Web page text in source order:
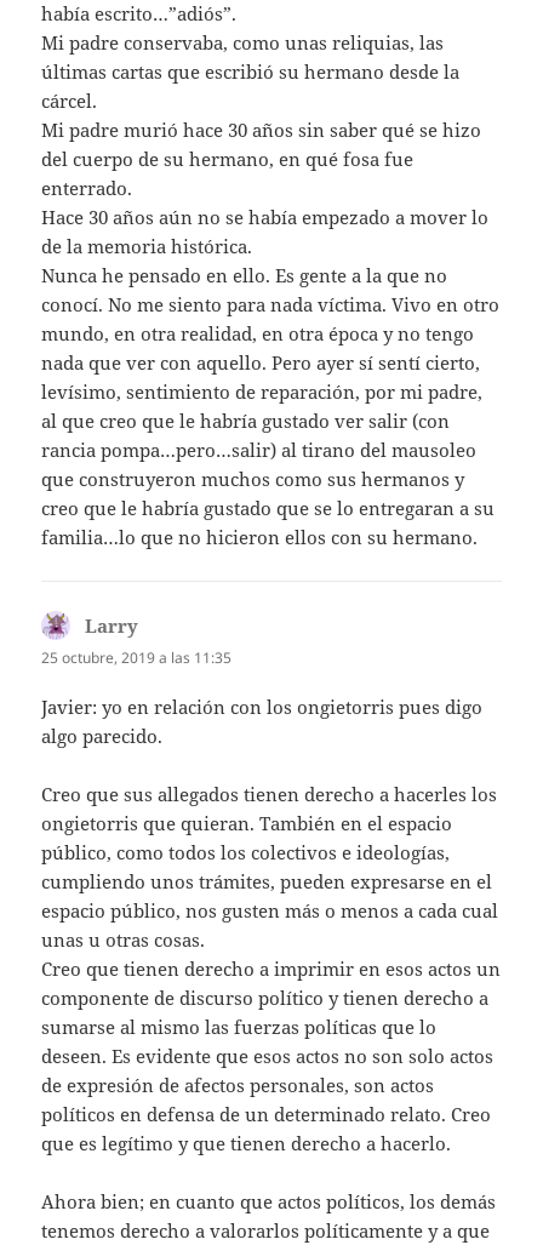
había escrito…”adiós”.
Mi padre conservaba, como unas reliquias, las
últimas cartas que escribió su hermano desde la
cárcel.
Mi padre murió hace 30 años sin saber qué se hizo
del cuerpo de su hermano, en qué fosa fue
enterrado.
Hace 30 años aún no se había empezado a mover lo
de la memoria histórica.
Nunca he pensado en ello. Es gente a la que no
conocí. No me siento para nada víctima. Vivo en otro
mundo, en otra realidad, en otra época y no tengo
nada que ver con aquello. Pero ayer sí sentí cierto,
levísimo, sentimiento de reparación, por mi padre,
al que creo que le habría gustado ver salir (con
rancia pompa…pero…salir) al tirano del mausoleo
que construyeron muchos como sus hermanos y
creo que le habría gustado que se lo entregaran a su
familia…lo que no hicieron ellos con su hermano.
Larry
25 octubre, 2019 a las 11:35
Javier: yo en relación con los ongietorris pues digo
algo parecido.
Creo que sus allegados tienen derecho a hacerles los
ongietorris que quieran. También en el espacio
público, como todos los colectivos e ideologías,
cumpliendo unos trámites, pueden expresarse en el
espacio público, nos gusten más o menos a cada cual
unas u otras cosas.
Creo que tienen derecho a imprimir en esos actos un
componente de discurso político y tienen derecho a
sumarse al mismo las fuerzas políticas que lo
deseen. Es evidente que esos actos no son solo actos
de expresión de afectos personales, son actos
políticos en defensa de un determinado relato. Creo
que es legítimo y que tienen derecho a hacerlo.
Ahora bien; en cuanto que actos políticos, los demás
tenemos derecho a valorarlos políticamente y a que